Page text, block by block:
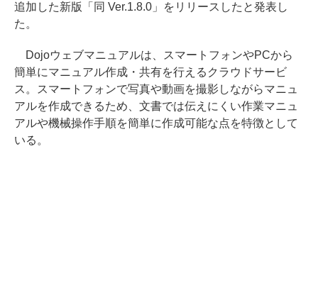
追加した新版「同 Ver.1.8.0」をリリースしたと発表し
た。
Dojoウェブマニュアルは、スマートフォンやPCから
簡単にマニュアル作成・共有を行えるクラウドサービ
ス。スマートフォンで写真や動画を撮影しながらマニュ
アルを作成できるため、文書では伝えにくい作業マニュ
アルや機械操作手順を簡単に作成可能な点を特徴として
いる。